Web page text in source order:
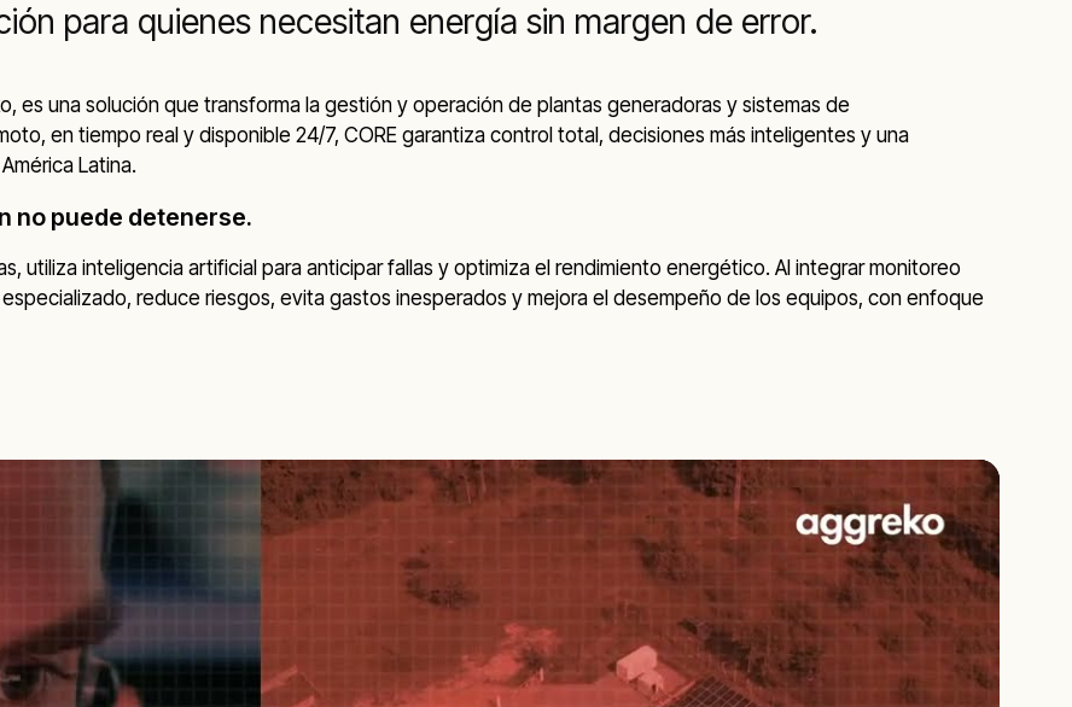
para quienes necesitan energía sin margen de error.
, es una solución que transforma la gestión y operación de plantas generadoras y sistemas de
en tiempo real y disponible 24/7, CORE garantiza control total, decisiones más inteligentes y una
Latina.
no puede detenerse.
utiliza inteligencia artificial para anticipar fallas y optimiza el rendimiento energético. Al integrar monitoreo
reduce riesgos, evita gastos inesperados y mejora el desempeño de los equipos, con enfoque